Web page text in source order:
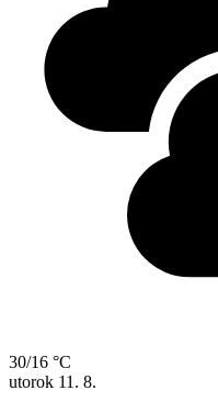
30/16 °C
utorok 11. 8.